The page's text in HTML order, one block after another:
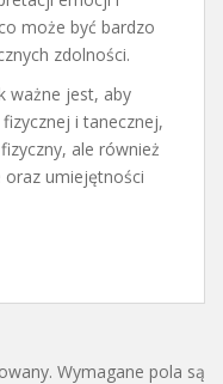
może być bardzo
zdolności.
ważne jest, aby
i tanecznej,
ale również
oraz umiejętności
Wymagane pola są